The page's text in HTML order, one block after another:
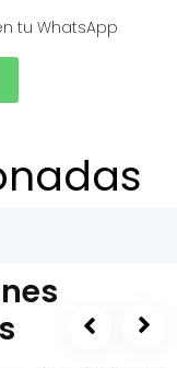
tu WhatsApp